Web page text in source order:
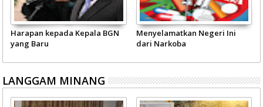
Harapan kepada Kepala BGN
yang Baru
Menyelamatkan Negeri Ini
dari Narkoba
LANGGAM MINANG